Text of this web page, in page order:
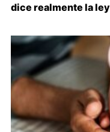
dice realmente la ley